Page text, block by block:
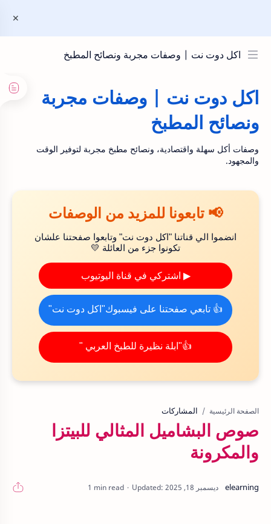
اكل دوت نت | وصفات مجربة ونصائح المطبخ
اكل دوت نت | وصفات مجربة
ونصائح المطبخ
وصفات أكل سهلة واقتصادية، ونصائح مطبخ مجربة لتوفير الوقت
والمجهود.
📢 تابعونا للمزيد من الوصفات
انضموا الي قناتنا "اكل دوت نت" وتابعوا صفحتنا علشان
تكونوا جزء من العائلة 💛
▶ اشتركي في قناة اليوتيوب
👍 تابعي صفحتنا على فيسبوك"اكل دوت نت"
👍"ابلة نظيرة للطبخ العربي "
الصفحة الرئيسية المشاركات
صوص البشاميل المثالي للبيتزا
والمكرونة
1 min read